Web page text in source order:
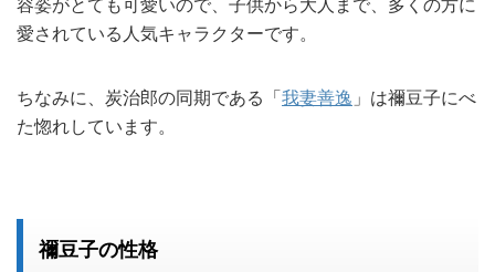
容姿がとても可愛いので、子供から大人まで、多くの方に
愛されている人気キャラクターです。
ちなみに、炭治郎の同期である「 我妻善逸 」は禰豆子にべ
た惚れしています。
禰豆子の性格